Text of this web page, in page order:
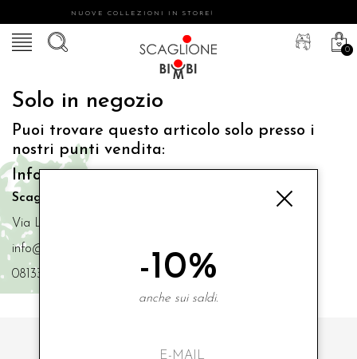
NUOVE COLLEZIONI IN STORE!
0
Solo in negozio
Puoi trovare questo articolo solo presso i
nostri punti vendita:
Info contatti
Scaglione Bimbi di Iacono Maria Angela
Via Luigi Mazzella,73 80077 Ischia
info@scaglionebimbi.com
0813331162
ISCRIVITI ALLA NOSTRA NEWSLETTER
-10%
anche sui saldi.